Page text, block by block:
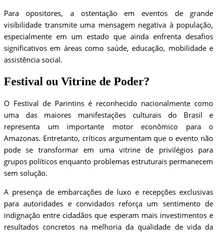
Para opositores, a ostentação em eventos de grande
visibilidade transmite uma mensagem negativa à população,
especialmente em um estado que ainda enfrenta desafios
significativos em áreas como saúde, educação, mobilidade e
assistência social.
Festival ou Vitrine de Poder?
O Festival de Parintins é reconhecido nacionalmente como
uma das maiores manifestações culturais do Brasil e
representa um importante motor econômico para o
Amazonas. Entretanto, críticos argumentam que o evento não
pode se transformar em uma vitrine de privilégios para
grupos políticos enquanto problemas estruturais permanecem
sem solução.
A presença de embarcações de luxo e recepções exclusivas
para autoridades e convidados reforça um sentimento de
indignação entre cidadãos que esperam mais investimentos e
resultados concretos na melhoria da qualidade de vida da